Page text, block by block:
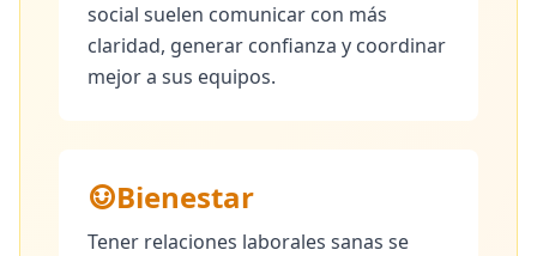
social suelen comunicar con más
claridad, generar confianza y coordinar
mejor a sus equipos.
Bienestar
Tener relaciones laborales sanas se